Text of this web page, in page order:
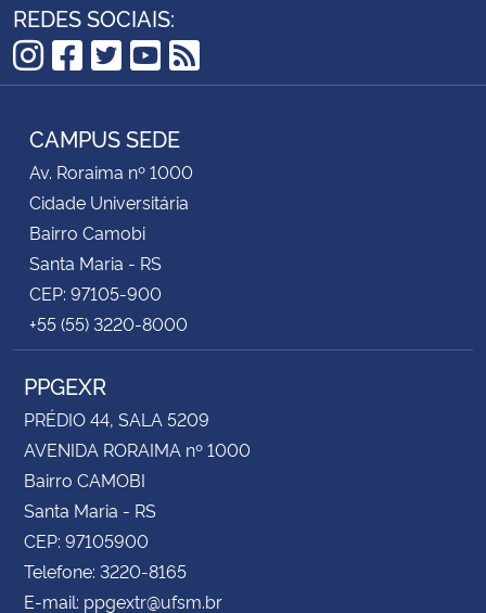
REDES SOCIAIS:
Instagram
Facebook
Twitter
YouTube
RSS
CAMPUS SEDE
Av. Roraima nº 1000
Cidade Universitária
Bairro Camobi
Santa Maria - RS
CEP: 97105-900
+55 (55) 3220-8000
PPGEXR
PRÉDIO 44, SALA 5209
AVENIDA RORAIMA nº 1000
Bairro CAMOBI
Santa Maria - RS
CEP: 97105900
Telefone: 3220-8165
E-mail: ppgextr@ufsm.br